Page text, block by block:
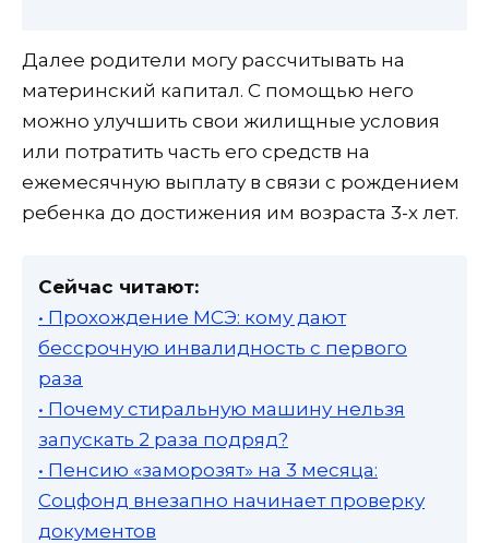
Далее родители могу рассчитывать на
материнский капитал. С помощью него
можно улучшить свои жилищные условия
или потратить часть его средств на
ежемесячную выплату в связи с рождением
ребенка до достижения им возраста 3-х лет.
Сейчас читают:
• Прохождение МСЭ: кому дают
бессрочную инвалидность с первого
раза
• Почему стиральную машину нельзя
запускать 2 раза подряд?
• Пенсию «заморозят» на 3 месяца:
Соцфонд внезапно начинает проверку
документов